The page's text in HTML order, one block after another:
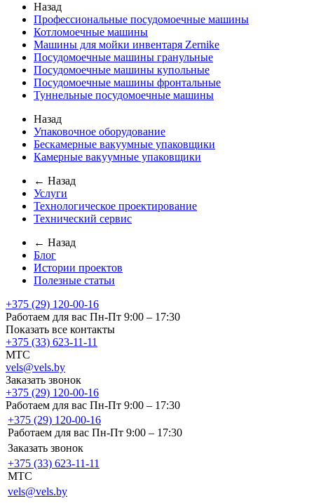
Назад
Профессиональные посудомоечные машины
Котломоечные машины
Машины для мойки инвентаря Zernike
Посудомоечные машины гранульные
Посудомоечные машины купольные
Посудомоечные машины фронтальные
Туннельные посудомоечные машины
Назад
Упаковочное оборудование
Бескамерные вакуумные упаковщики
Камерные вакуумные упаковщики
← Назад
Услуги
Технологическое проектирование
Технический сервис
← Назад
Блог
Истории проектов
Полезные статьи
+375 (29) 120-00-16
Работаем для вас Пн-Пт 9:00 – 17:30
Показать все контакты
+375 (33) 623-11-11
MTC
vels@vels.by
Заказать звонок
+375 (29) 120-00-16
Работаем для вас Пн-Пт 9:00 – 17:30
+375 (29) 120-00-16
Работаем для вас Пн-Пт 9:00 – 17:30
Заказать звонок
+375 (33) 623-11-11
MTC
vels@vels.by